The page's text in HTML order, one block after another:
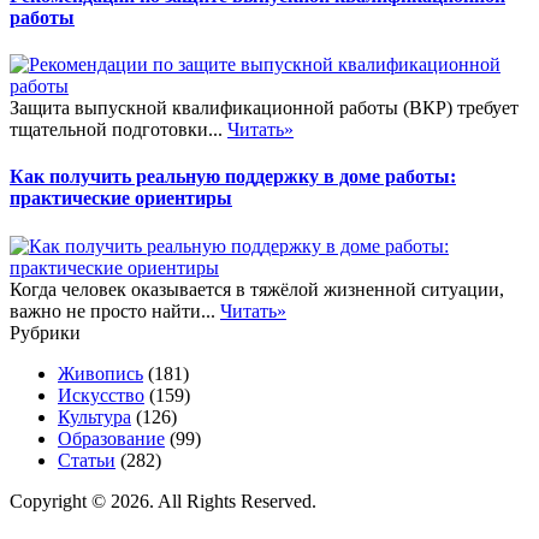
работы
Защита выпускной квалификационной работы (ВКР) требует
тщательной подготовки... Читать»
Как получить реальную поддержку в доме работы:
практические ориентиры
Когда человек оказывается в тяжёлой жизненной ситуации,
важно не просто найти... Читать»
Рубрики
Живопись (181)
Искусство (159)
Культура (126)
Образование (99)
Статьи (282)
Copyright © 2026. All Rights Reserved.